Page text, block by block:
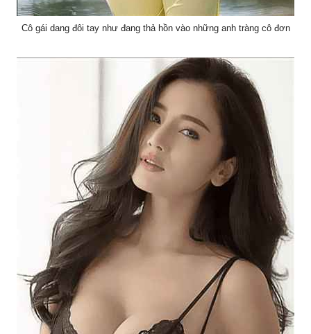
Cô gái dang đôi tay như đang thả hồn vào những anh tràng cô đơn